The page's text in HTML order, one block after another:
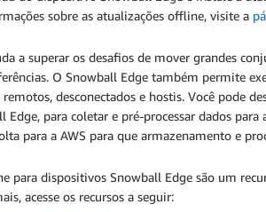
sobre as atualizações offline, visite a
a superar os desafios de mover grandes
O Snowball Edge também permite
desconectados e hostis. Você pode
Edge, para coletar e pré-processar dados
para a AWS para que armazenamento e
para dispositivos Snowball Edge são um
acesse os recursos a seguir: